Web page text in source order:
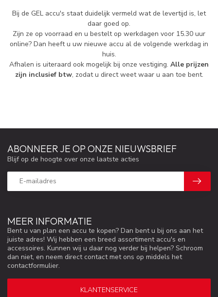
Bij de GEL accu's staat duidelijk vermeld wat de levertijd is, let
daar goed op.
Zijn ze op voorraad en u bestelt op werkdagen voor 15.30 uur
online? Dan heeft u uw nieuwe accu al de volgende werkdag in
huis.
Afhalen is uiteraard ook mogelijk bij onze vestiging. Alle prijzen
zijn inclusief btw, zodat u direct weet waar u aan toe bent.
MEER INFORMATIE
Bent u van plan een accu te kopen? Dan bent u bij ons aan het
juiste adres! Wij hebben een breed assortiment accu's en
accessoires. Kunnen wij u daar nog verder bij helpen? Schroom
dan niet, en neem direct contact met ons op middels het
contactformulier.
KLANTENSERVICE
ABONNEER JE OP ONZE NIEUWSBRIEF
Blijf op de hoogte over onze laatste acties